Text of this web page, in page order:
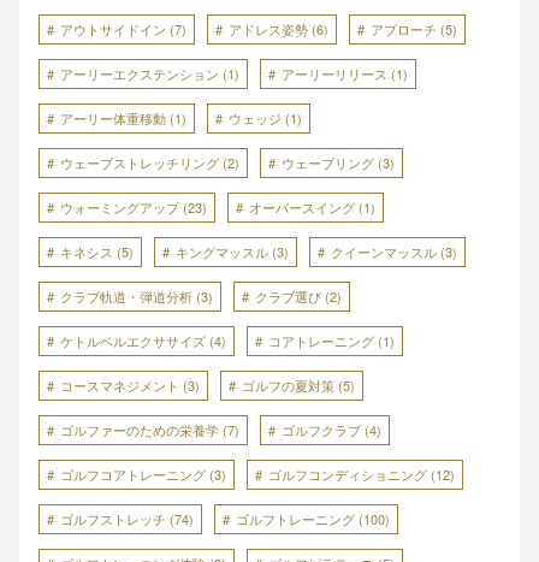
アウトサイドイン (7) アドレス姿勢 (6) アプローチ (5)
アーリーエクステンション (1) アーリーリリース (1)
アーリー体重移動 (1) ウェッジ (1)
ウェーブストレッチリング (2) ウェーブリング (3)
ウォーミングアップ(23) オーバースイング (1)
キネシス (5) キングマッスル (3) クイーンマッスル (3)
クラブ軌道・弾道分析 (3) クラブ選び (2)
ケトルベルエクササイズ (4) コアトレーニング (1)
コースマネジメント (3) ゴルフの夏対策 (5)
ゴルファーのための栄養学 (7) ゴルフクラブ (4)
ゴルフコアトレーニング (3) ゴルフコンディショニング (12)
ゴルフストレッチ (74) ゴルフトレーニング (100)